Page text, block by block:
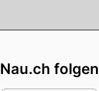
Nau.ch folgen